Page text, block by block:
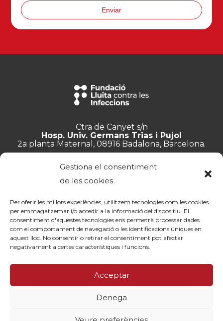
Gestiona el consentiment
de les cookies
Per oferir les millors experiències, utilitzem tecnologies com les cookies
per emmagatzemar i/o accedir a la informació del dispositiu. El
consentiment d'aquestes tecnologies ens permetrà processar dades
com el comportament de navegació o les identificacions úniques en
aquest lloc. No consentir o retirar el consentiment pot afectar
negativament a certes característiques i funcions.
Acceptar
Denega
Enviar
Ctra de Canyet s/n
Hosp. Univ. Germans Trias i Pujol
2a planta Maternal, 08916 Badalona, Barcelona.
info@lluita.org
Treballa amb nosaltres
Transparència
Canal de denúncies
Contacte
privacitat· Política de cookies